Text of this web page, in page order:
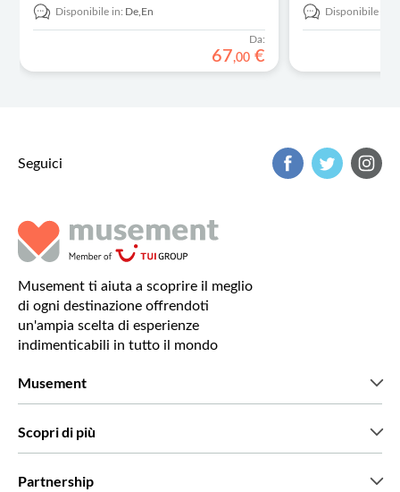
Disponibile in: De,En
Da:
67,00 €
Disponibile in:
Seguici
Musement ti aiuta a scoprire il meglio
di ogni destinazione offrendoti
un'ampia scelta di esperienze
indimenticabili in tutto il mondo
Musement
Scopri di più
Partnership